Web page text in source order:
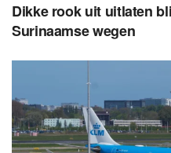
Dikke rook uit uitlaten
Surinaamse wegen